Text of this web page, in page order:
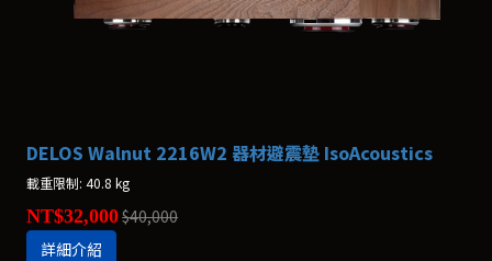
DELOS Walnut 2216W2 器材避震墊 IsoAcoustics
載重限制: 40.8 kg
NT$32,000$40,000
詳細介紹